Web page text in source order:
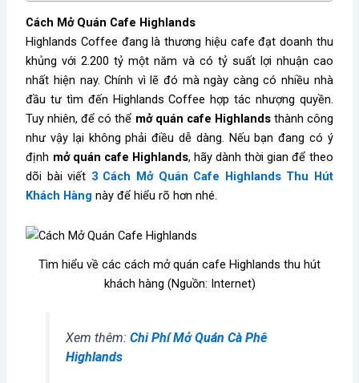
Cách Mở Quán Cafe Highlands
Highlands Coffee đang là thương hiệu cafe đạt doanh thu
khủng với 2.200 tỷ một năm và có tỷ suất lợi nhuận cao
nhất hiện nay. Chính vì lẽ đó mà ngày càng có nhiều nhà
đầu tư tìm đến Highlands Coffee hợp tác nhượng quyền.
Tuy nhiên, để có thể mở quán cafe Highlandsthành công
như vậy lại không phải điều dễ dàng. Nếu bạn đang có ý
định mở quán cafe Highlands, hãy dành thời gian để theo
dõi bài viết 3 Cách Mở Quán Cafe Highlands Thu Hút
Khách Hàng này để hiểu rõ hơn nhé.
Tìm hiểu về các cách mở quán cafe Highlands thu hút
khách hàng (Nguồn: Internet)
Xem thêm: Chi Phí Mở Quán Cà Phê
Highlands